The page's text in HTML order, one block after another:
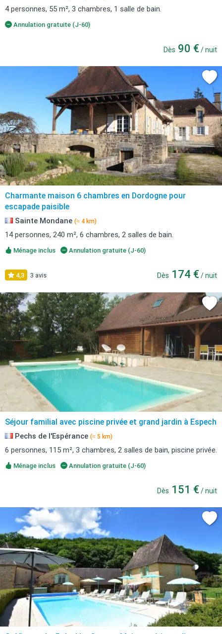
4 personnes, 55 m², 3 chambres, 1 salle de bain.
Annulation gratuite (J-60)
Dès 90 € / nuit
Charmante maison 6 chambres en Dordogne pour
escapade paisible
Sainte Mondane (≈ 4 km)
14 personnes, 240 m², 6 chambres, 2 salles de bain.
Ménage inclus Annulation gratuite (J-60)
4,3 3 avis Dès 174 € / nuit
Séjour familial avec piscine privée et grand jardin à Espech
Pechs de l'Espérance (≈ 5 km)
6 personnes, 115 m², 3 chambres, 2 salles de bain, piscine privée.
Ménage inclus Annulation gratuite (J-60)
Dès 151 € / nuit